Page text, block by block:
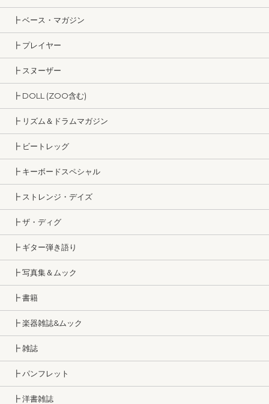
┣ ベース・マガジン
┣ プレイヤー
┣ スヌーザー
┣ DOLL (ZOO含む)
┣ リズム＆ドラムマガジン
┣ ビートレッグ
┣ キーボードスペシャル
┣ ストレンジ・デイズ
┣ ザ・ディグ
┣ ギター弾き語り
┣ 写真集＆ムック
┣ 書籍
┣ 楽器雑誌&ムック
┣ 雑誌
┣ パンフレット
┣ 洋書雑誌